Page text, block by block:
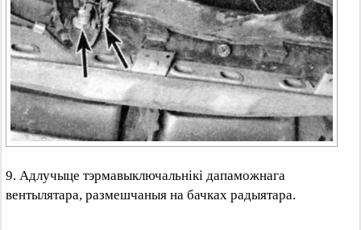
9. Адлучыце тэрмавыключальнікі дапаможнага
вентылятара, размешчаныя на бачках радыятара.